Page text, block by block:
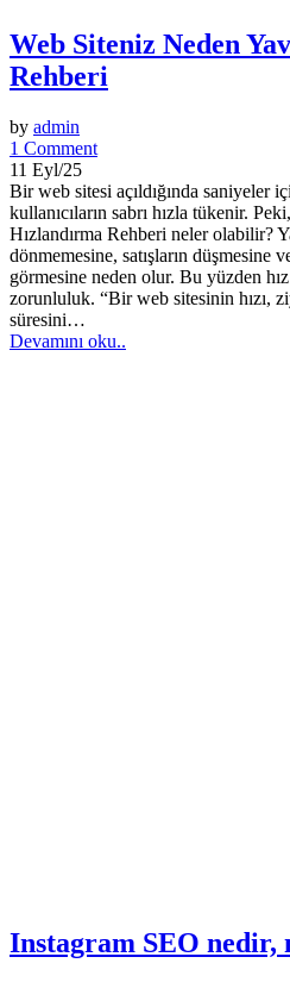
Web Siteniz Neden
Rehberi
by admin
1 Comment
11 Eyl/25
Bir web sitesi açıldığında saniyeler
kullanıcıların sabrı hızla tükenir.
Hızlandırma Rehberi neler olabilir?
dönmemesine, satışların düşmesine
görmesine neden olur. Bu yüzden
zorunluluk. “Bir web sitesinin hızı,
süresini…
Devamını oku..
Instagram SEO nedir,